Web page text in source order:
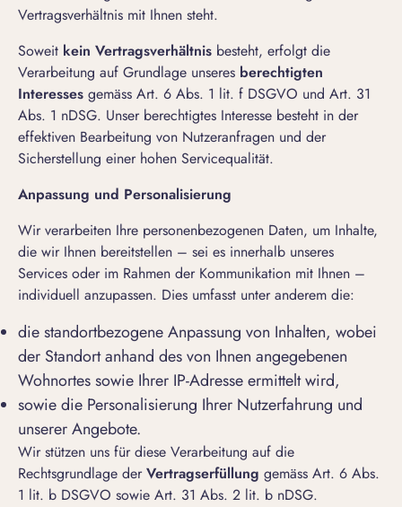
Vertragsverhältnis mit Ihnen steht.
Soweit kein Vertragsverhältnis besteht, erfolgt die
Verarbeitung auf Grundlage unseres berechtigten
Interesses gemäss Art. 6 Abs. 1 lit. f DSGVO und Art. 31
Abs. 1 nDSG. Unser berechtigtes Interesse besteht in der
effektiven Bearbeitung von Nutzeranfragen und der
Sicherstellung einer hohen Servicequalität.
Anpassung und Personalisierung
Wir verarbeiten Ihre personenbezogenen Daten, um Inhalte,
die wir Ihnen bereitstellen – sei es innerhalb unseres
Services oder im Rahmen der Kommunikation mit Ihnen –
individuell anzupassen. Dies umfasst unter anderem die:
die standortbezogene Anpassung von Inhalten, wobei
der Standort anhand des von Ihnen angegebenen
Wohnortes sowie Ihrer IP-Adresse ermittelt wird,
sowie die Personalisierung Ihrer Nutzerfahrung und
unserer Angebote.
Wir stützen uns für diese Verarbeitung auf die
Rechtsgrundlage derVertragserfüllung gemäss Art. 6 Abs.
1 lit. b DSGVO sowie Art. 31 Abs. 2 lit. b nDSG.